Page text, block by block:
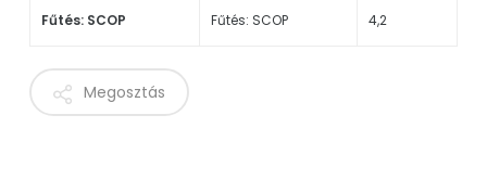
Fűtés: SCOP Fűtés: SCOP 4,2
Megosztás